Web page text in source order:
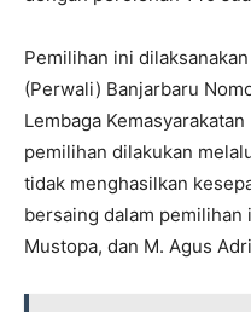
Pemilihan ini
(Perwali) Banjarbaru
Lembaga
pemilihan dilakukan
tidak menghasilkan
bersaing dalam pemilihan
Mustopa, dan M. Agus